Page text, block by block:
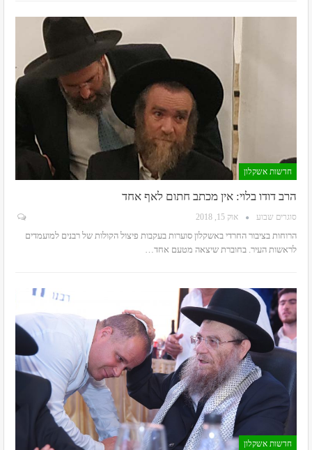
חדשות אשקלון
הרב דודו בלוי: אין מכתב חתום לאף אחד
סוגרים שבוע אוק 15, 2018
הרוחות בציבור החרדי באשקלון סוערות בעקבות פיצול הקולות של רבנים למועמדים
לראשות העיר. בחוברת שיצאה מטעם אחד…
חדשות אשקלון